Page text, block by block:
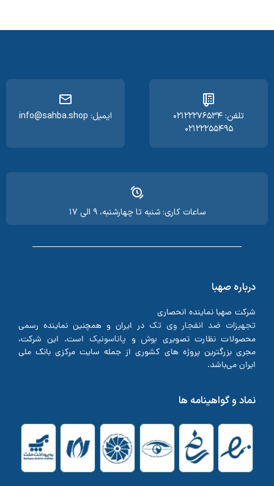
تلفن: ۰۲۱۲۲۲۷۶۵۳۴
۰۲۱۲۲۲۵۵۴۹۵
ایمیل: info@sahba.shop
ساعات کاری: شنبه تا چهارشنبه، ۹ الی ۱۷
درباره صهبا
شرکت صهبا نماینده انحصاری
تجهیزات ضد انفجار وی تک در ایران و همچنین نماینده رسمی
محصولات نظارت تصویری بوش و پاناسونیک است. این شرکت،
مجری بزرگترین پروژه های کشوری از جمله سایت مرکزی بانک ملی
ایران می‌باشد.
نماد و گواهینامه ها